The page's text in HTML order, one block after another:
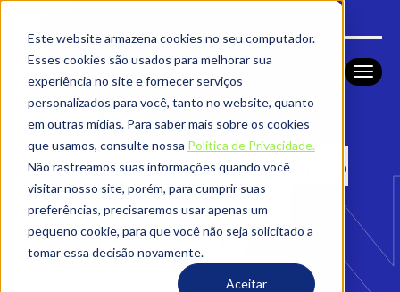
Este website armazena cookies no seu computador.
Esses cookies são usados ​​para melhorar sua
experiência no site e fornecer serviços
personalizados para você, tanto no website, quanto
em outras mídias. Para saber mais sobre os cookies
que usamos, consulte nossa Política de Privacidade.
Não rastreamos suas informações quando você
visitar nosso site, porém, para cumprir suas
preferências, precisaremos usar apenas um
pequeno cookie, para que você não seja solicitado a
tomar essa decisão novamente.
Aceitar
ENFERMAGEM HOME
O que é Enfermeiro
Forense: função,
salário e mais